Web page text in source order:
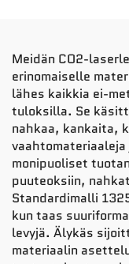
Meidän CO2-
erinomaiselle
lähes kaikkia ei-
tuloksilla. Se
nahkaa, kankaita,
monipuoliset
puuteoksiin,
Standardimalli
kun taas
levyjä. Älykäs
materiaalin